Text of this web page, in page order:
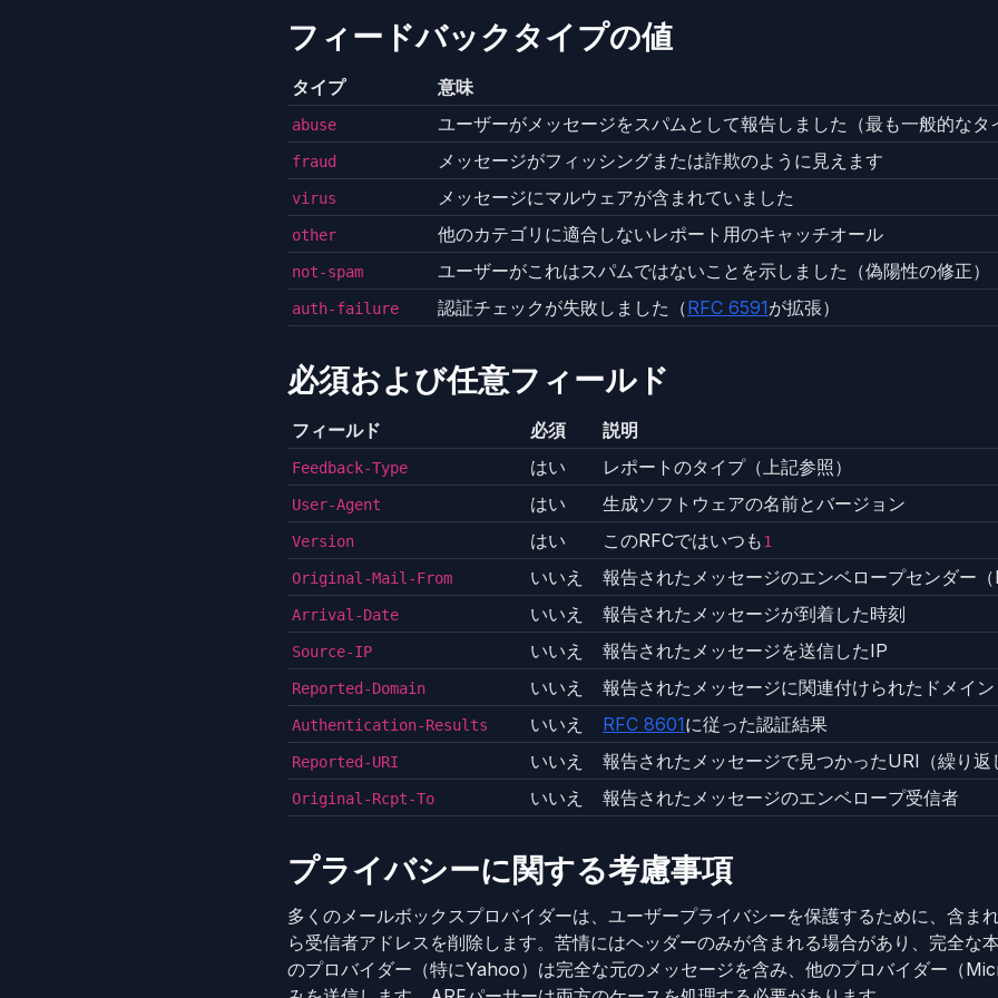
フィードバックタイプの値
タイプ 意味
abuse ユーザーがメッセージをスパムとして報告しました（最も一般的なタ
fraud メッセージがフィッシングまたは詐欺のように見えます
virus メッセージにマルウェアが含まれていました
other 他のカテゴリに適合しないレポート用のキャッチオール
not-spam ユーザーがこれはスパムではないことを示しました（偽陽性の修正）
auth-failure 認証チェックが失敗しました（RFC 6591が拡張）
必須および任意フィールド
フィールド 必須 説明
Feedback-Type はい レポートのタイプ（上記参照）
User-Agent はい 生成ソフトウェアの名前とバージョン
Version はい このRFCではいつも1
Original-Mail-From いいえ 報告されたメッセージのエンベロープセンダー
Arrival-Date いいえ 報告されたメッセージが到着した時刻
Source-IP いいえ 報告されたメッセージを送信したIP
Reported-Domain いいえ 報告されたメッセージに関連付けられたドメイン
Authentication-Results いいえ RFC 8601に従った認証結果
Reported-URI いいえ 報告されたメッセージで見つかったURI（繰り返
Original-Rcpt-To いいえ 報告されたメッセージのエンベロープ受信者
プライバシーに関する考慮事項
多くのメールボックスプロバイダーは、ユーザープライバシーを保護するために、含ま
ら受信者アドレスを削除します。苦情にはヘッダーのみが含まれる場合があり、完全な
のプロバイダー（特にYahoo）は完全な元のメッセージを含み、他のプロバイダー（